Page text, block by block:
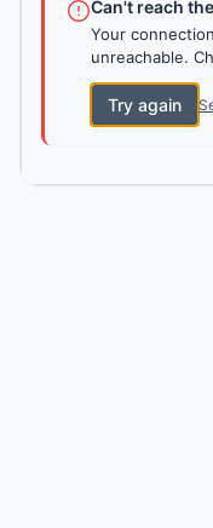
Can't reach
Your
unreachable.
Try again